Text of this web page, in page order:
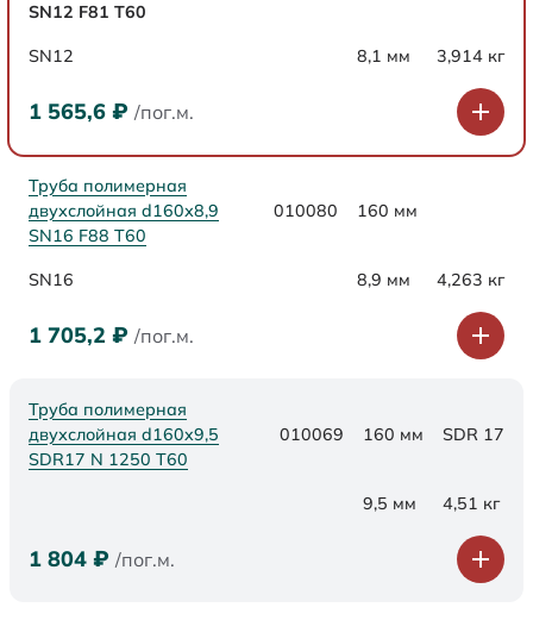
SN12 F81 Т60
SN12 8,1 мм 3,914 кг
1 565,6 ₽ /пог.м.
Труба полимерная
двухслойная d160х8,9
SN16 F88 Т60
010080 160 мм
SN16 8,9 мм 4,263 кг
1 705,2 ₽ /пог.м.
Труба полимерная
двухслойная d160x9,5
SDR17 N 1250 Т60
010069 160 мм SDR 17
9,5 мм 4,51 кг
1 804 ₽ /пог.м.